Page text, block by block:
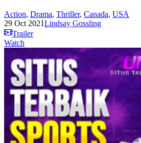
Action, Drama, Thriller, Canada, USA
29 Oct 2021Lindsay Gossling
Trailer
Watch